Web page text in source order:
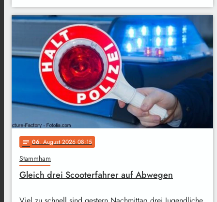
notes 06. August 2026 08:15
Stammham
Gleich drei Scooterfahrer auf Abwegen